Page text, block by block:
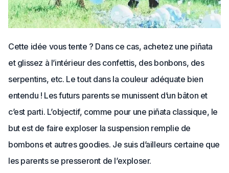
Cette idée vous tente ? Dans ce cas, achetez une piñata
et glissez à l’intérieur des confettis, des bonbons, des
serpentins, etc. Le tout dans la couleur adéquate bien
entendu ! Les futurs parents se munissent d’un bâton et
c’est parti. L’objectif, comme pour une piñata classique, le
but est de faire exploser la suspension remplie de
bombons et autres goodies. Je suis d’ailleurs certaine que
les parents se presseront de l’exploser.